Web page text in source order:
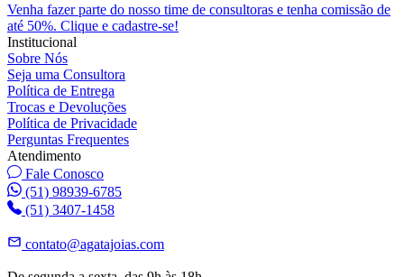
Venha fazer parte do nosso time de consultoras e tenha comissão de
até 50%. Clique e cadastre-se!
Institucional
Sobre Nós
Seja uma Consultora
Política de Entrega
Trocas e Devoluções
Política de Privacidade
Perguntas Frequentes
Atendimento
Fale Conosco
(51) 98939-6785
(51) 3407-1458
contato@agatajoias.com